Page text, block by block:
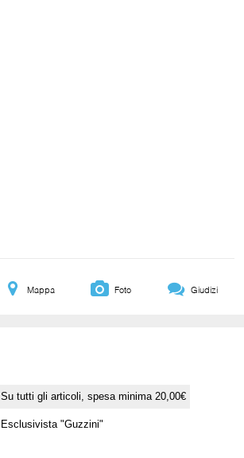
Mappa Foto Giudizi
Su tutti gli articoli, spesa minima 20,00€
Esclusivista "Guzzini"